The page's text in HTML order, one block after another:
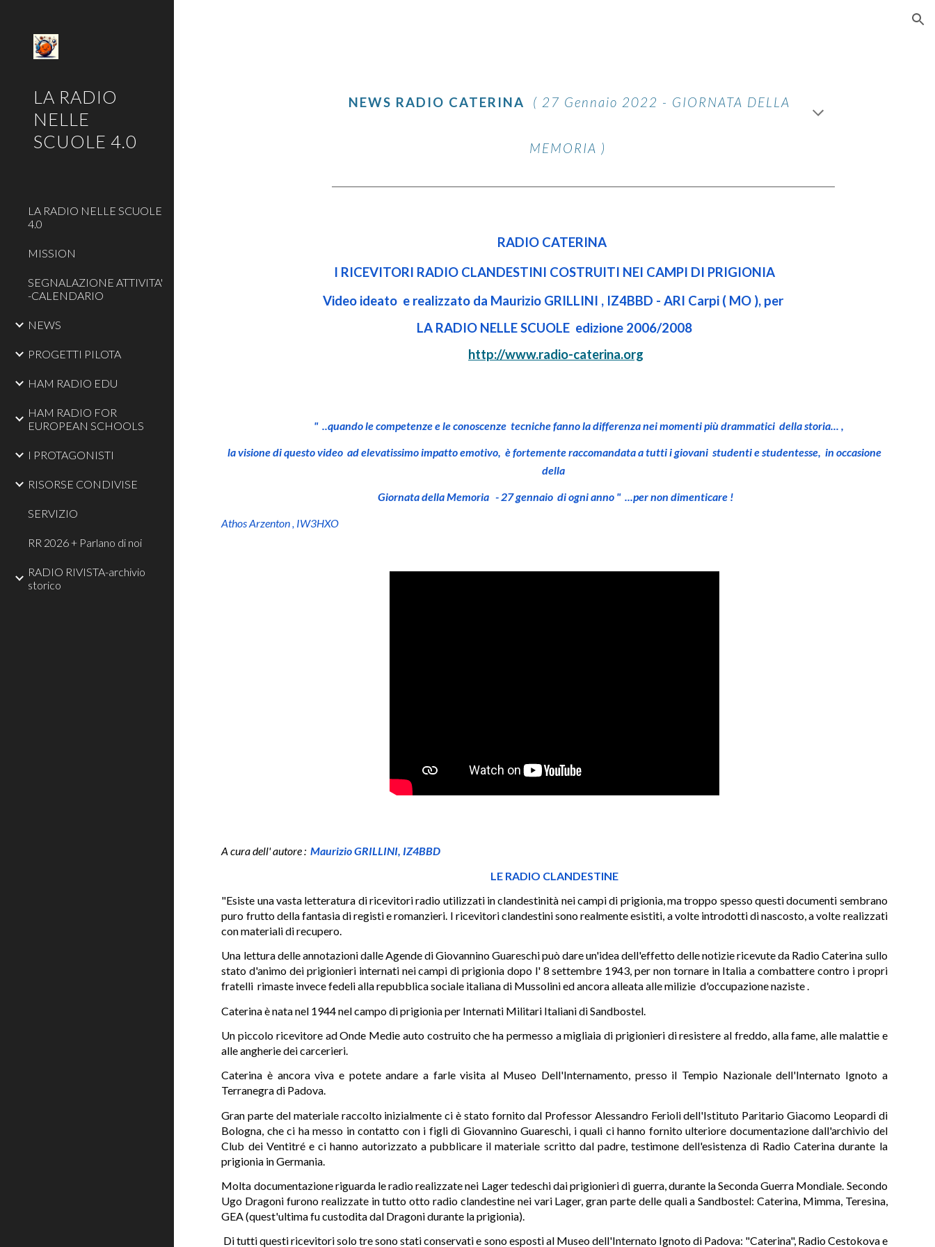
LA RADIO
NELLE
SCUOLE 4.0
LA RADIO NELLE SCUOLE
4.0
MISSION
SEGNALAZIONE ATTIVITA'
-CALENDARIO
NEWS
PROGETTI PILOTA
HAM RADIO EDU
HAM RADIO FOR
EUROPEAN SCHOOLS
I PROTAGONISTI
RISORSE CONDIVISE
SERVIZIO
RR 2026 + Parlano di noi
RADIO RIVISTA-archivio
storico
NEWS RADIO CATERINA ( 27 Gennaio 2022 - GIORNATA DELLA
MEMORIA )
RADIO CATERINA
I RICEVITORI RADIO CLANDESTINI COSTRUITI NEI CAMPI DI PRIGIONIA
Video ideato e realizzato da Maurizio GRILLINI , IZ4BBD - ARI Carpi ( MO ), per
LA RADIO NELLE SCUOLE edizione 2006/2008
http://www.radio-caterina.org
" ..quando le competenze e le conoscenze tecniche fanno la differenza nei momenti più drammatici della storia... ,
la visione di questo video ad elevatissimo impatto emotivo, è fortemente raccomandata a tutti i giovani studenti e studentesse, in occasione
della
Giornata della Memoria - 27 gennaio di ogni anno " ...per non dimenticare !
Athos Arzenton , IW3HXO
A cura dell' autore : Maurizio GRILLINI, IZ4BBD
LE RADIO CLANDESTINE
"Esiste una vasta letteratura di ricevitori radio utilizzati in clandestinità nei campi di prigionia, ma troppo spesso questi documenti sembrano
puro frutto della fantasia di registi e romanzieri. I ricevitori clandestini sono realmente esistiti, a volte introdotti di nascosto, a volte realizzati
con materiali di recupero.
Una lettura delle annotazioni dalle Agende di Giovannino Guareschi può dare un'idea dell'effetto delle notizie ricevute da Radio Caterina sullo
stato d'animo dei prigionieri internati nei campi di prigionia dopo l' 8 settembre 1943, per non tornare in Italia a combattere contro i propri
fratelli rimaste invece fedeli alla repubblica sociale italiana di Mussolini ed ancora alleata alle milizie d'occupazione naziste .
Caterina è nata nel 1944 nel campo di prigionia per Internati Militari Italiani di Sandbostel.
Un piccolo ricevitore ad Onde Medie auto costruito che ha permesso a migliaia di prigionieri di resistere al freddo, alla fame, alle malattie e
alle angherie dei carcerieri.
Caterina è ancora viva e potete andare a farle visita al Museo Dell'Internamento, presso il Tempio Nazionale dell'Internato Ignoto a
Terranegra di Padova.
Gran parte del materiale raccolto inizialmente ci è stato fornito dal Professor Alessandro Ferioli dell'Istituto Paritario Giacomo Leopardi di
Bologna, che ci ha messo in contatto con i figli di Giovannino Guareschi, i quali ci hanno fornito ulteriore documentazione dall'archivio del
Club dei Ventitré e ci hanno autorizzato a pubblicare il materiale scritto dal padre, testimone dell'esistenza di Radio Caterina durante la
prigionia in Germania.
Molta documentazione riguarda le radio realizzate nei Lager tedeschi dai prigionieri di guerra, durante la Seconda Guerra Mondiale. Secondo
Ugo Dragoni furono realizzate in tutto otto radio clandestine nei vari Lager, gran parte delle quali a Sandbostel: Caterina, Mimma, Teresina,
GEA (quest'ultima fu custodita dal Dragoni durante la prigionia).
Di tutti questi ricevitori solo tre sono stati conservati e sono esposti al Museo dell'Internato Ignoto di Padova: "Caterina", Radio Cestokova e